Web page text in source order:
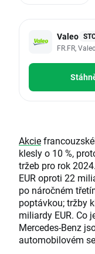
Valeo
FR.FR,
Akcie
klesly o 10 %,
tržeb pro rok
EUR oproti 22
po náročném
poptávkou; tržby
miliardy EUR. Co
Mercedes-Benz
automobilovém